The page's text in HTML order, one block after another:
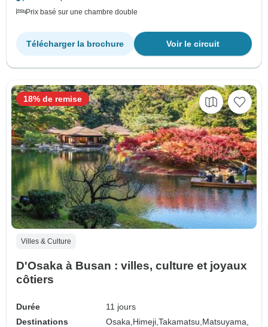
Prix basé sur une chambre double
Voir le circuit
Télécharger la brochure
Villes & Culture
D'Osaka à Busan : villes, culture et joyaux
côtiers
Durée
11 jours
Destinations
Osaka, Himeji,Takamatsu, Matsuyama,
18% de remise